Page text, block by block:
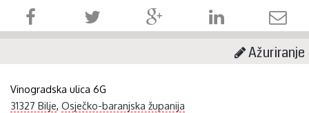
Ažuriranje
Vinogradska ulica 6G
31327 Bilje,Osječko-baranjska županija